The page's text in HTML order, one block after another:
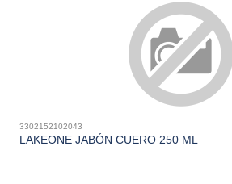
3302152102043
LAKEONE JABÓN CUERO 250 ML